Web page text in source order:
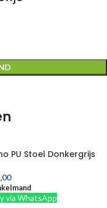
PU Stoel Donkergrijs
via WhatsApp